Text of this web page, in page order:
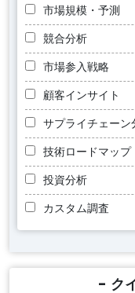
市場規模・予測
競合分析
市場参入戦略
顧客インサイト
サプライチェーン
技術ロードマップ
投資分析
カスタム調査
- ク